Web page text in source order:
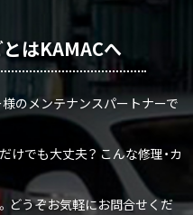
はKAMACへ
様のメンテナンスパートナーで
けでも大丈夫？ こんな修理・カ
どうぞお気軽にお問合せくだ